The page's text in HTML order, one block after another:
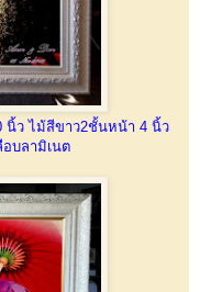
นิ้ว ไม้สีขาว2ชั้นหน้า 4 นิ้ว
บลามิเนต